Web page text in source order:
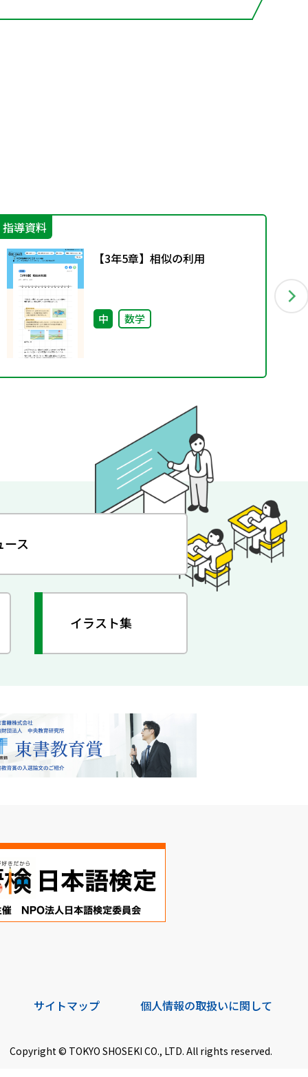
指導資料
【3年5章】相似の利用
中 数学
ース
イラスト集
サイトマップ 個人情報の取扱いに関して
Copyright © TOKYO SHOSEKI CO., LTD. All rights reserved.